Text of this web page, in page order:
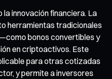
la innovación financiera. La
herramientas tradicionales
bonos convertibles y
en criptoactivos. Este
para otras cotizadas
y permite a inversores